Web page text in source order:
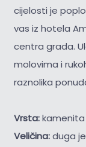
cijelosti je
vas iz hotela
centra grada.
molovima i
raznolika
Vrsta:
Veličina:duga